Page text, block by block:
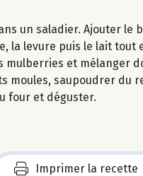
un saladier. Ajouter le
la levure puis le lait tout
mulberries et mélanger
moules, saupoudrer du
four et déguster.
Imprimer la recette